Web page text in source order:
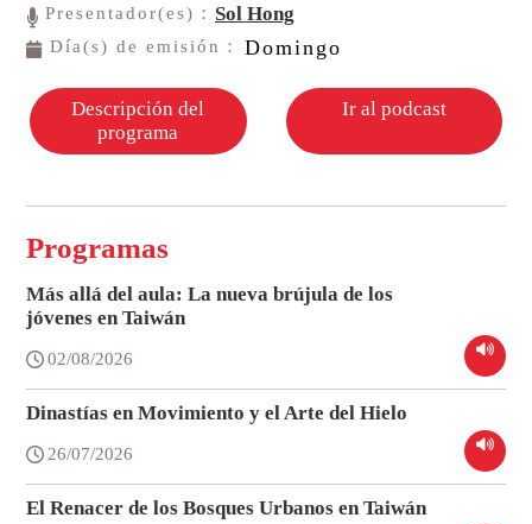
Presentador(es)： Sol Hong
Día(s) de emisión： Domingo
Descripción del
programa
Ir al podcast
Programas
Más allá del aula: La nueva brújula de los
jóvenes en Taiwán
02/08/2026
Dinastías en Movimiento y el Arte del Hielo
26/07/2026
El Renacer de los Bosques Urbanos en Taiwán